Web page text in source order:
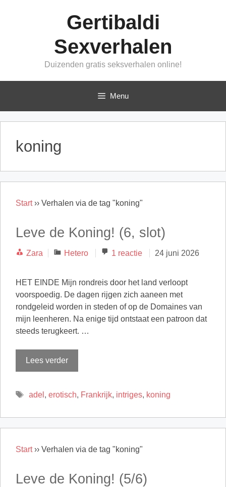
Gertibaldi
Sexverhalen
Duizenden gratis seksverhalen online!
Menu
koning
Start›› Verhalen via de tag "koning"
Leve de Koning! (6, slot)
Zara Categorieën
Hetero 1 reactie 24 juni 2026
HET EINDE Mijn rondreis door het land verloopt
voorspoedig. De dagen rijgen zich aaneen met
rondgeleid worden in steden of op de Domaines van
mijn leenheren. Na enige tijd ontstaat een patroon dat
steeds terugkeert. …
Lees verder
Tags
adel , erotisch, Frankrijk, intriges, koning
Start›› Verhalen via de tag "koning"
Leve de Koning! (5/6)